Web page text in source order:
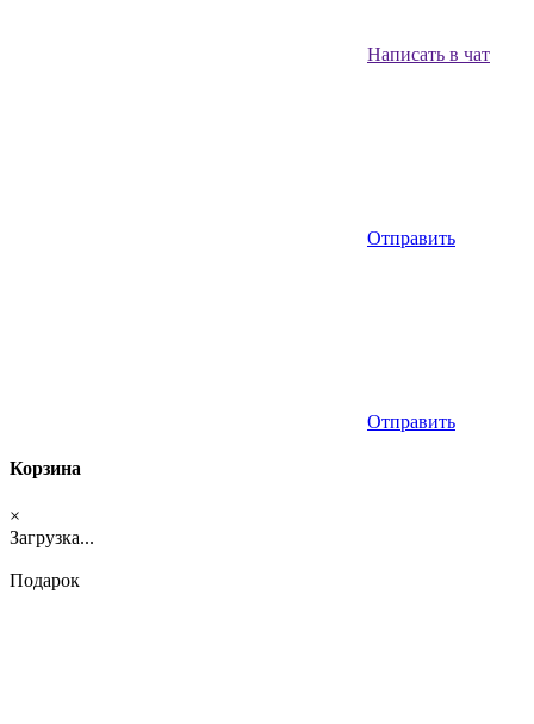
Написать в чат
Отправить
Отправить
Корзина
×
Загрузка...
Подарок